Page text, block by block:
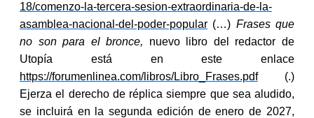
18/comenzo-la-tercera-sesion-extraordinaria-de-la-
asamblea-nacional-del-poder-popular (…) Frases que
no son para el bronce, nuevo libro del redactor de
Utopía está en este enlace
https://forumenlinea.com/libros/Libro_Frases.pdf(.)
Ejerza el derecho de réplica siempre que sea aludido,
se incluirá en la segunda edición de enero de 2027,